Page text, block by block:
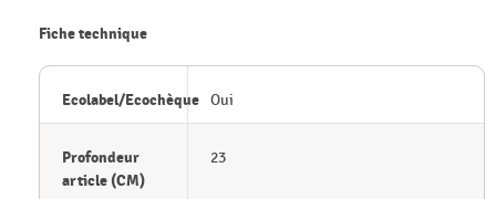
Fiche technique
Ecolabel/Ecochèque Oui
Profondeur
article (CM)
23